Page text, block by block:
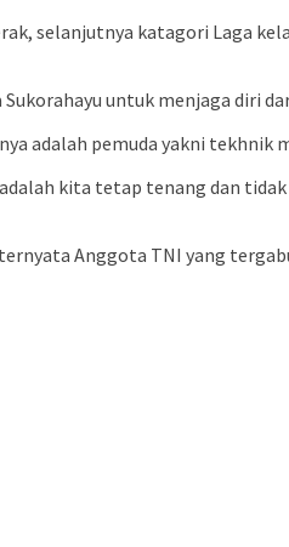
selanjutnya katagori Laga
untuk menjaga diri
adalah pemuda yakni tekhnik
kita tetap tenang dan
Anggota TNI yang